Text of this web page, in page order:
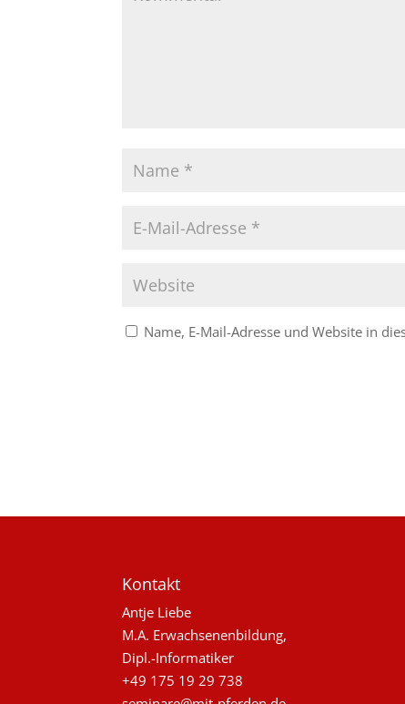
Name, E-Mail-Adresse und Website in
Kontakt
Antje Liebe
M.A. Erwachsenenbildung,
Dipl.-Informatiker
+49 175 19 29 738